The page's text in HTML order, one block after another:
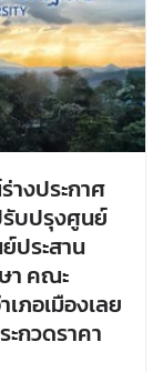
างประกาศ
รับปรุงศูนย์
ประสาน
า คณะ
ภอเมืองเลย
ะกวดราคา